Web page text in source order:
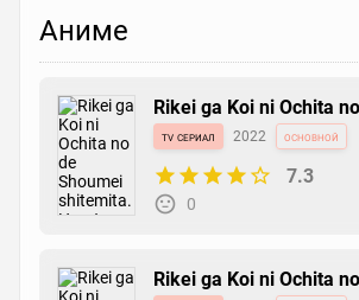
Аниме
Rikei ga Koi ni Ochita
shitemita. Heart
tv сериал 2022 основной
7.3
0
Rikei ga Koi ni Ochita